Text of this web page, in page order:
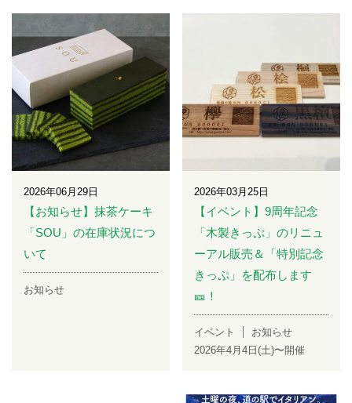
2026年06月29日
【お知らせ】抹茶ケーキ
「SOU」の在庫状況につ
いて
お知らせ
2026年03月25日
【イベント】9周年記念
「木製きっぷ」のリニュ
ーアル販売＆「特別記念
きっぷ」を配布します
🎫！
イベント
お知らせ
2026年4月4日(土)〜開催